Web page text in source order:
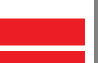
FOLIE